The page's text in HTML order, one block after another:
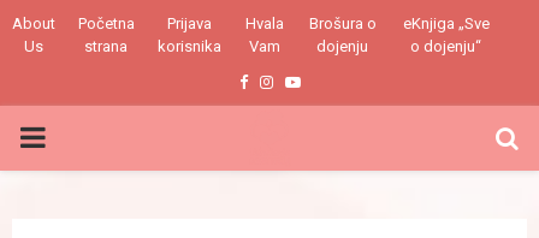
About
Us
Početna
strana
Prijava
korisnika
Hvala
Vam
Brošura o
dojenju
eKnjiga „Sve
o dojenju“
Facebook
Instagram
Youtube
PRIMARY